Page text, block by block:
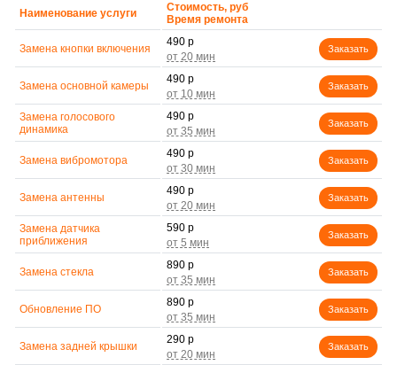
Наименование услуги
Стоимость, руб
Время ремонта
Замена кнопки включения
490 р
Заказать
Замена основной камеры
490 р
Заказать
Замена голосового
динамика
490 р
Заказать
Замена вибромотора
490 р
Заказать
Замена антенны
490 р
Заказать
Замена датчика
приближения
590 р
Заказать
Замена стекла
890 р
Заказать
Обновление ПО
890 р
Заказать
Замена задней крышки
290 р
Заказать